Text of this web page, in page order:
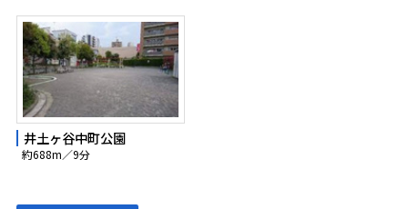
井土ヶ谷中町公園
約688m／9分